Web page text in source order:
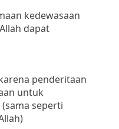
kedewasaan
dapat
penderitaan
untuk
seperti